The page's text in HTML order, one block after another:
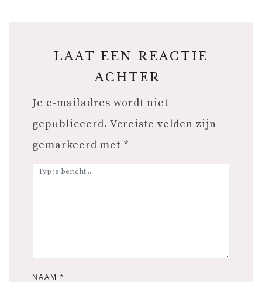
LAAT EEN REACTIE
ACHTER
Je e-mailadres wordt niet
gepubliceerd. Vereiste velden zijn
gemarkeerd met *
NAAM *